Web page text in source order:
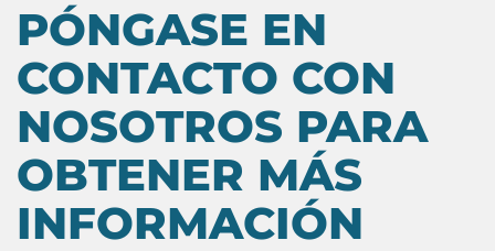
PÓNGASE EN
CONTACTO CON
NOSOTROS PARA
OBTENER MÁS
INFORMACIÓN